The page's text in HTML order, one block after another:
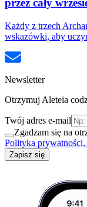
przez cały
Każdy z trzech
wskazówki, aby
Newsletter
Otrzymuj Aleteia
Twój adres e-mail
Zgadzam się na
Polityka
Zapisz się